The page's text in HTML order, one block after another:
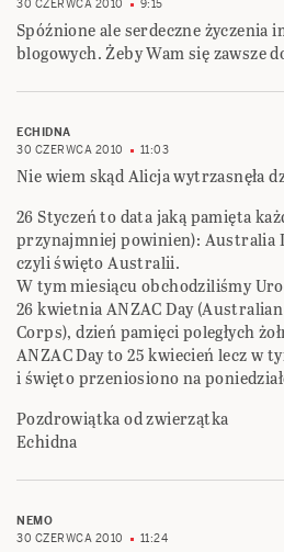
30 CZERWCA 2010 9:15
Spóźnione ale serdeczne życzenia
blogowych. Żeby Wam się zawsze
ECHIDNA
30 CZERWCA 2010
11:03
Nie wiem skąd Alicja wytrzasnęła
26 Styczeń to data jaką pamięta
przynajmniej powinien): Australia
czyli święto Australii.
W tym miesiącu obchodziliśmy
26 kwietnia ANZAC Day
Corps), dzień pamięci poległych
ANZAC Day to 25 kwiecień lecz w
i święto przeniosiono na
Pozdrowiątka od zwierzątka
Echidna
NEMO
30 CZERWCA 2010
11:24